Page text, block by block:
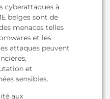
cyberattaques à
belges sont de
menaces telles
et les
attaques peuvent
et
sensibles.
aux